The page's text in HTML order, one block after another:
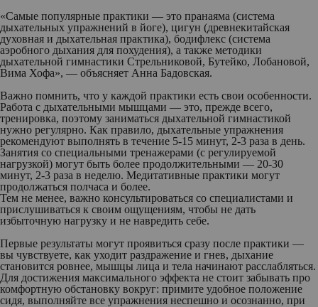
«Самые популярные практики — это пранаяма (система
дыхательных упражнений в йоге), цигун (древнекитайская
духовная и дыхательная практика), бодифлекс (система
аэробного дыхания для похудения), а также методики
дыхательной гимнастики Стрельниковой, Бутейко, Лобановой,
Вима Хофа», — объясняет Анна Бадовская.
Важно помнить, что у каждой практики есть свои особенности.
Работа с дыхательными мышцами — это, прежде всего,
тренировка, поэтому заниматься дыхательной гимнастикой
нужно регулярно. Как правило, дыхательные упражнения
рекомендуют выполнять в течение 5-15 минут, 2-3 раза в день.
Занятия со специальными тренажерами (с регулируемой
нагрузкой) могут быть более продолжительными — 20-30
минут, 2-3 раза в неделю. Медитативные практики могут
продолжаться полчаса и более.
Тем не менее, важно консультироваться со специалистами и
прислушиваться к своим ощущениям, чтобы не дать
избыточную нагрузку и не навредить себе.
Первые результаты могут проявиться сразу после практики —
вы чувствуете, как уходит раздражение и гнев, дыхание
становится ровнее, мышцы лица и тела начинают расслабляться.
Для достижения максимального эффекта не стоит забывать про
комфортную обстановку вокруг: примите удобное положение
сидя, выполняйте все упражнения неспешно и осознанно, при